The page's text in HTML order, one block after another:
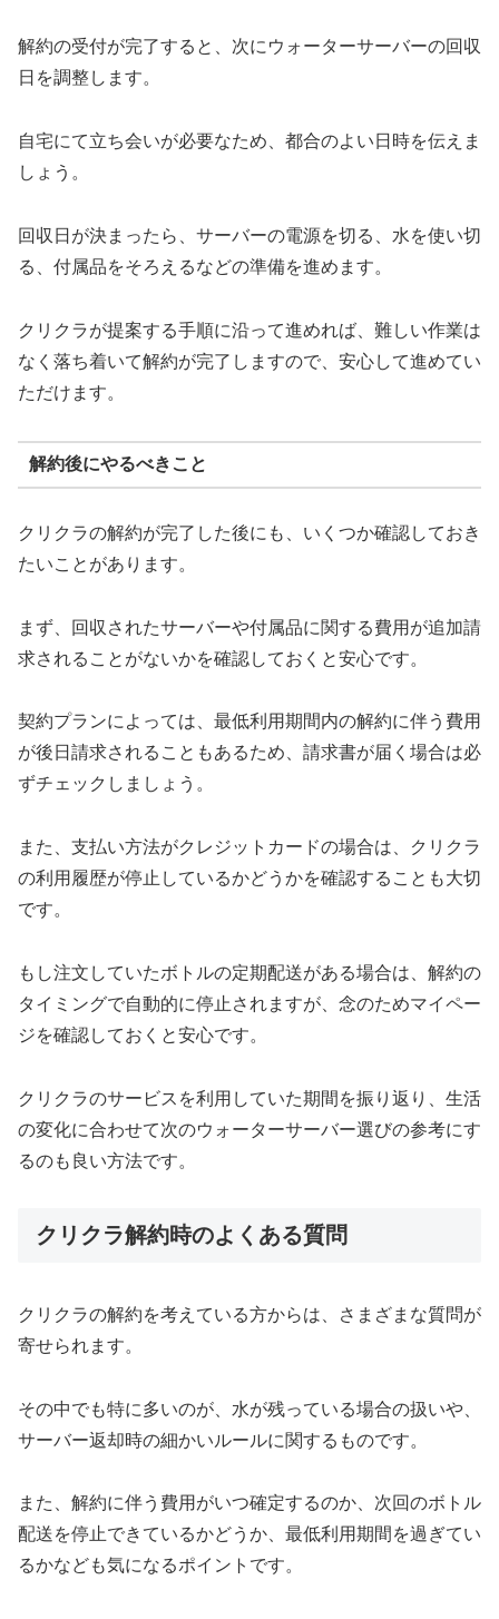
解約の受付が完了すると、次にウォーターサーバーの回収
日を調整します。
自宅にて立ち会いが必要なため、都合のよい日時を伝えま
しょう。
回収日が決まったら、サーバーの電源を切る、水を使い切
る、付属品をそろえるなどの準備を進めます。
クリクラが提案する手順に沿って進めれば、難しい作業は
なく落ち着いて解約が完了しますので、安心して進めてい
ただけます。
解約後にやるべきこと
クリクラの解約が完了した後にも、いくつか確認しておき
たいことがあります。
まず、回収されたサーバーや付属品に関する費用が追加請
求されることがないかを確認しておくと安心です。
契約プランによっては、最低利用期間内の解約に伴う費用
が後日請求されることもあるため、請求書が届く場合は必
ずチェックしましょう。
また、支払い方法がクレジットカードの場合は、クリクラ
の利用履歴が停止しているかどうかを確認することも大切
です。
もし注文していたボトルの定期配送がある場合は、解約の
タイミングで自動的に停止されますが、念のためマイペー
ジを確認しておくと安心です。
クリクラのサービスを利用していた期間を振り返り、生活
の変化に合わせて次のウォーターサーバー選びの参考にす
るのも良い方法です。
クリクラ解約時のよくある質問
クリクラの解約を考えている方からは、さまざまな質問が
寄せられます。
その中でも特に多いのが、水が残っている場合の扱いや、
サーバー返却時の細かいルールに関するものです。
また、解約に伴う費用がいつ確定するのか、次回のボトル
配送を停止できているかどうか、最低利用期間を過ぎてい
るかなども気になるポイントです。